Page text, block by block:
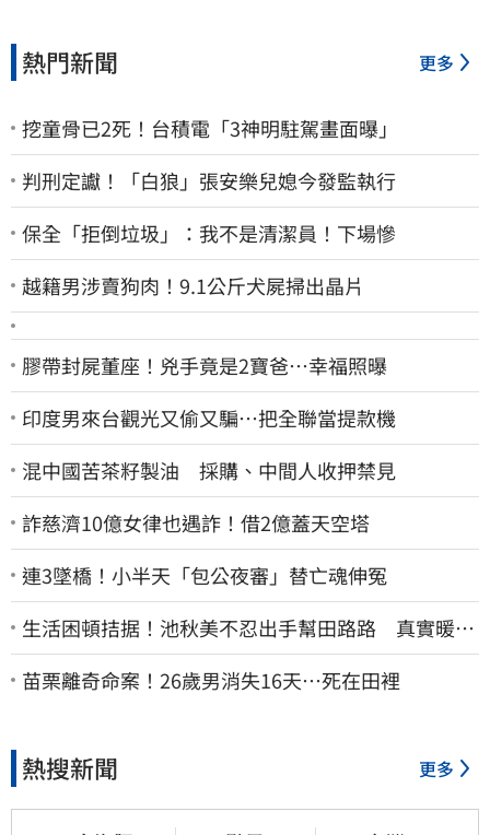
熱門新聞 更多
挖童骨已2死！台積電「3神明駐駕畫面曝」
判刑定讞！「白狼」張安樂兒媳今發監執行
保全「拒倒垃圾」：我不是清潔員！下場慘
越籍男涉賣狗肉！9.1公斤犬屍掃出晶片
膠帶封屍董座！兇手竟是2寶爸…幸福照曝
印度男來台觀光又偷又騙…把全聯當提款機
混中國苦茶籽製油 採購、中間人收押禁見
詐慈濟10億女律也遇詐！借2億蓋天空塔
連3墜橋！小半天「包公夜審」替亡魂伸冤
生活困頓拮据！池秋美不忍出手幫田路路 真實暖舉
曝光
苗栗離奇命案！26歲男消失16天…死在田裡
熱搜新聞 更多